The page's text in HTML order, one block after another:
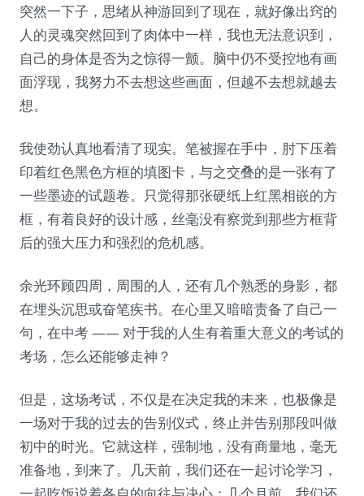
突然一下子，思绪从神游回到了现在，就好像出窍的
人的灵魂突然回到了肉体中一样，我也无法意识到，
自己的身体是否为之惊得一颤。脑中仍不受控地有画
面浮现，我努力不去想这些画面，但越不去想就越去
想。
我使劲认真地看清了现实。笔被握在手中，肘下压着
印着红色黑色方框的填图卡，与之交叠的是一张有了
一些墨迹的试题卷。只觉得那张硬纸上红黑相嵌的方
框，有着良好的设计感，丝毫没有察觉到那些方框背
后的强大压力和强烈的危机感。
余光环顾四周，周围的人，还有几个熟悉的身影，都
在埋头沉思或奋笔疾书。在心里又暗暗责备了自己一
句，在中考 —— 对于我的人生有着重大意义的考试的
考场，怎么还能够走神？
但是，这场考试，不仅是在决定我的未来，也极像是
一场对于我的过去的告别仪式，终止并告别那段叫做
初中的时光。它就这样，强制地，没有商量地，毫无
准备地，到来了。几天前，我们还在一起讨论学习，